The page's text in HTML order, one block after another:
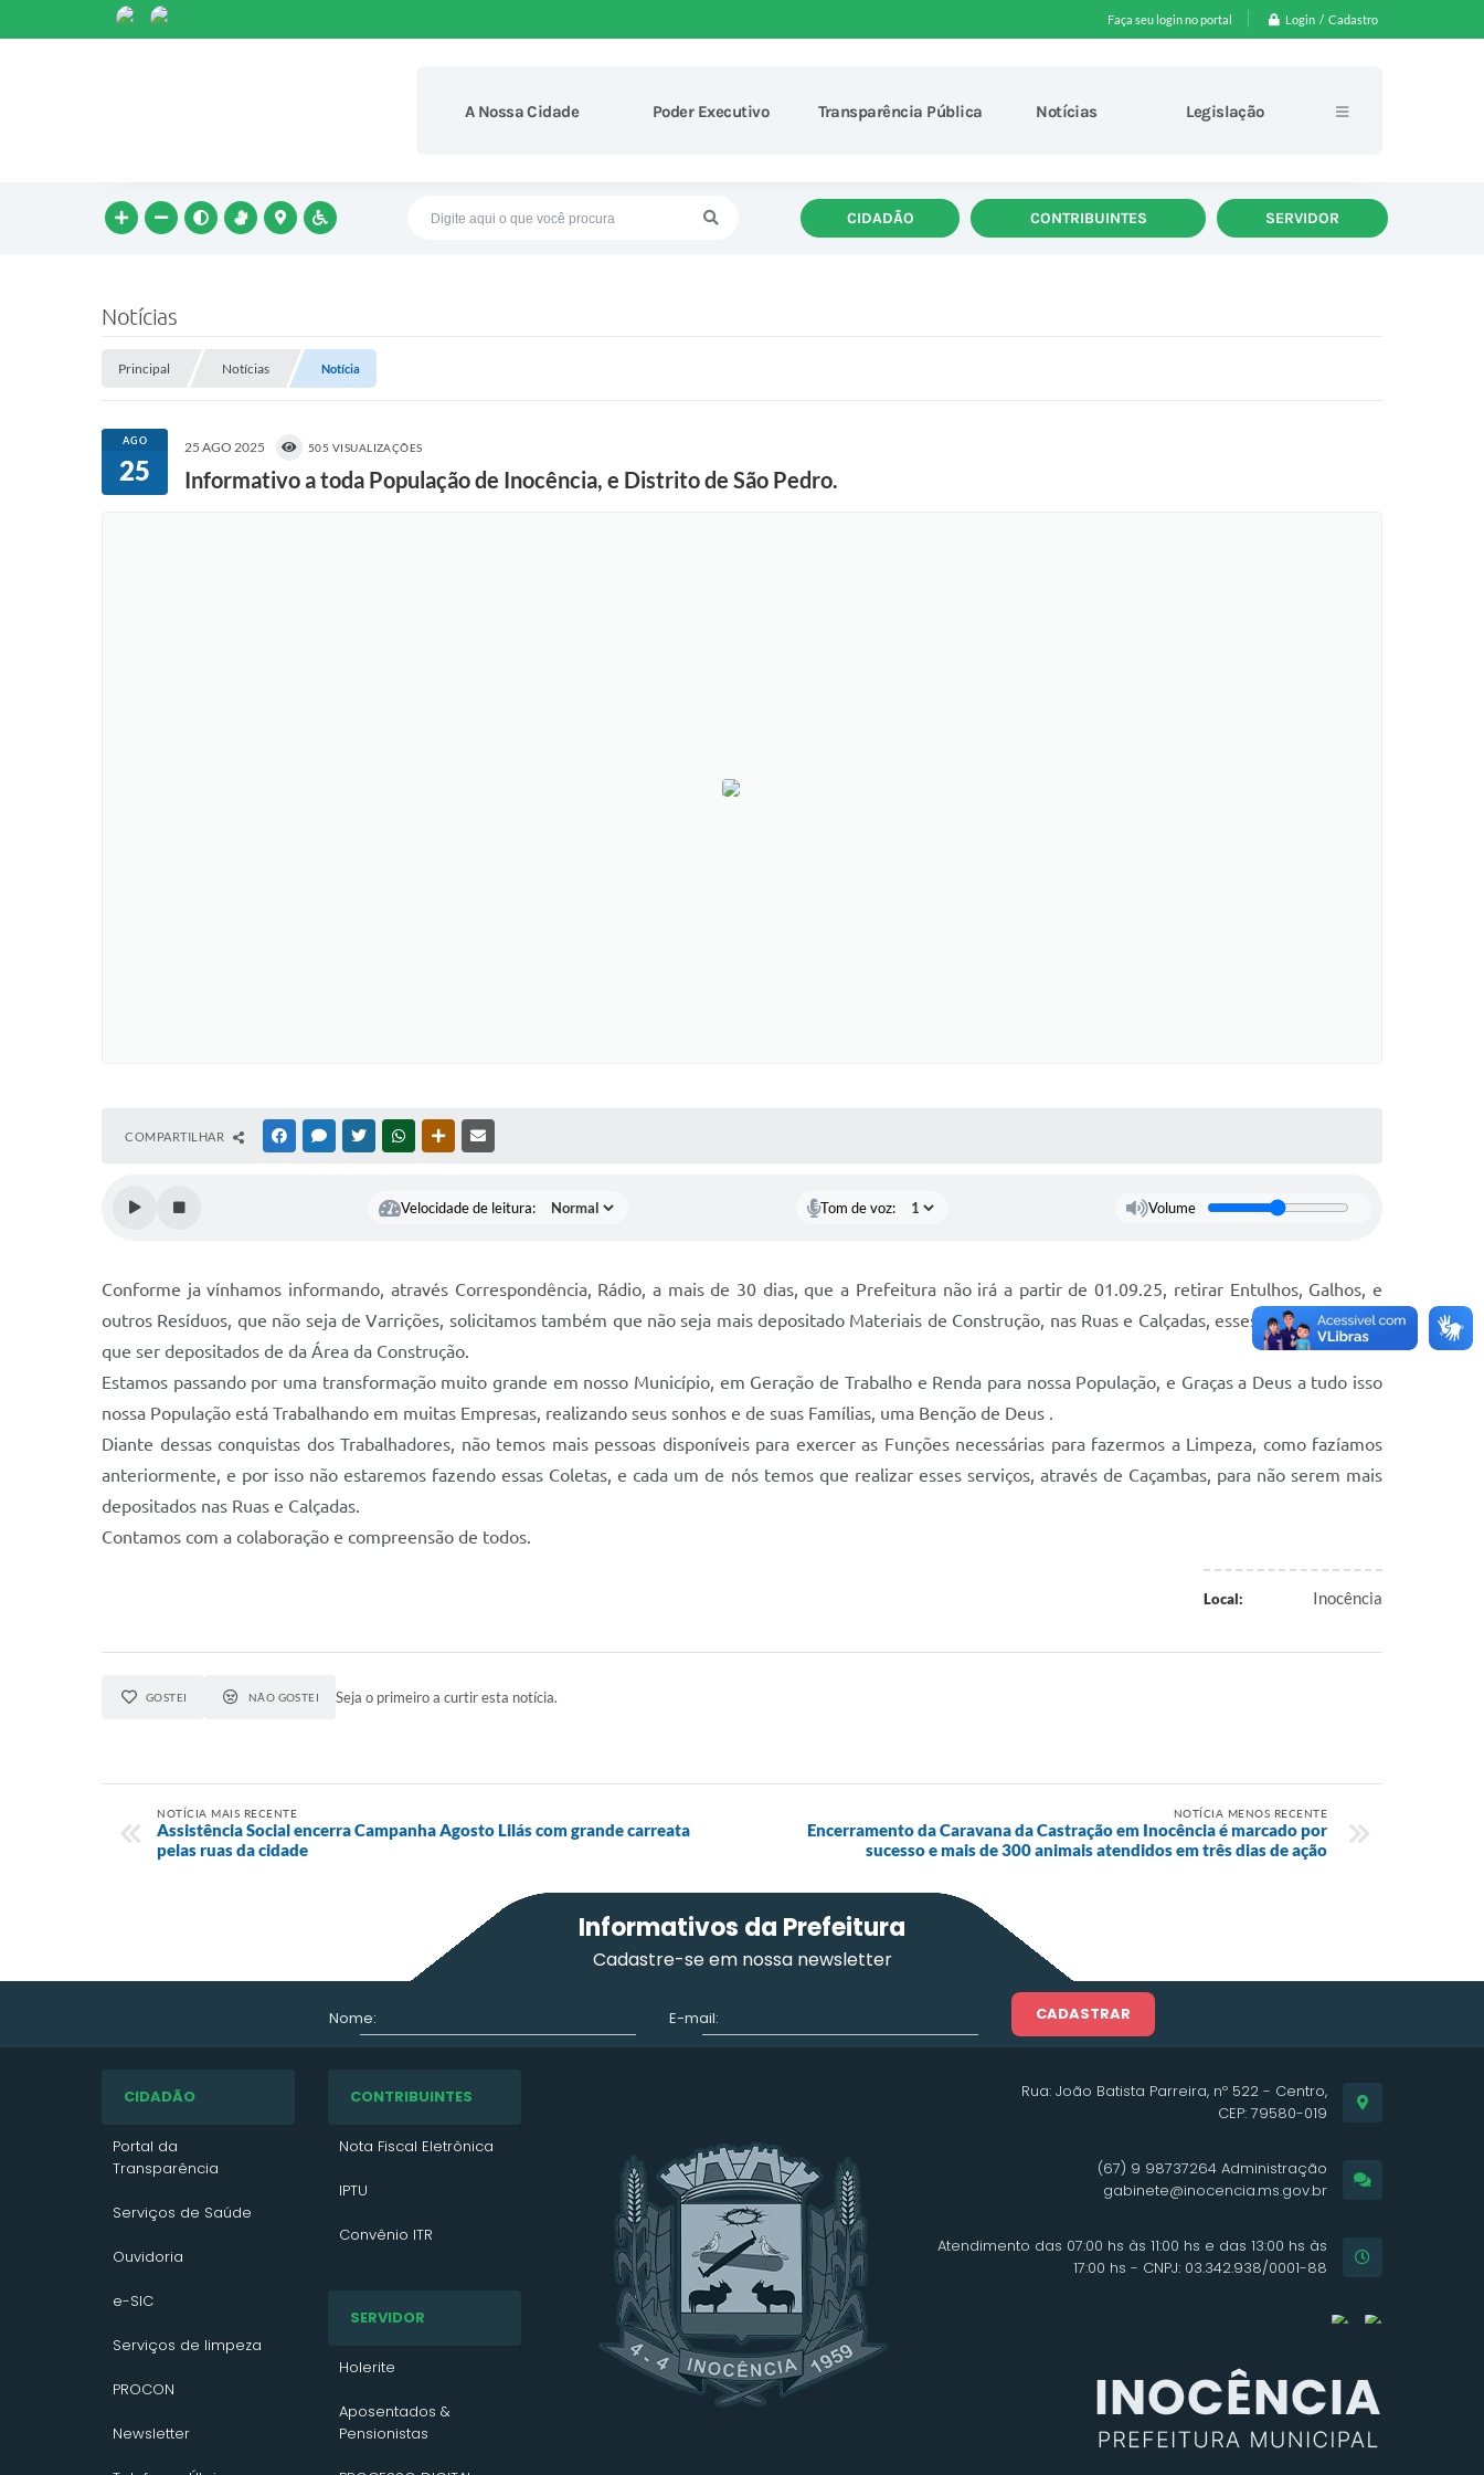
Faça seu login no portal Login / Cadastro
A Nossa Cidade Poder Executivo Transparência Pública Notícias Legislação
CIDADÃO CONTRIBUINTES SERVIDOR
Notícias
Principal Notícias Notícia
AGO
25
25 AGO 2025 505 VISUALIZAÇÕES
Informativo a toda População de Inocência, e Distrito de São Pedro.
COMPARTILHAR FACEBOOKMESSENGER
TWITTERWHATSAPPOUTRAS MÍDIAS
Velocidade de leitura: Tom de voz: Volume
Conforme ja vínhamos informando, através Correspondência, Rádio, a mais de 30 dias, que a Prefeitura não irá a partir de 01.09.25, retirar Entulhos, Galhos, e
outros Resíduos, que não seja de Varrições, solicitamos também que não seja mais depositado Materiais de Construção, nas Ruas e Calçadas, esses Materiais terão
que ser depositados de da Área da Construção.
Estamos passando por uma transformação muito grande em nosso Município, em Geração de Trabalho e Renda para nossa População, e Graças a Deus a tudo isso
nossa População está Trabalhando em muitas Empresas, realizando seus sonhos e de suas Famílias, uma Benção de Deus .
Diante dessas conquistas dos Trabalhadores, não temos mais pessoas disponíveis para exercer as Funções necessárias para fazermos a Limpeza, como fazíamos
anteriormente, e por isso não estaremos fazendo essas Coletas, e cada um de nós temos que realizar esses serviços, através de Caçambas, para não serem mais
depositados nas Ruas e Calçadas.
Contamos com a colaboração e compreensão de todos.
Local: Inocência
GOSTEI NÃO GOSTEI Seja o primeiro a curtir esta notícia.
NOTÍCIA MAIS RECENTE
Assistência Social encerra Campanha Agosto Lilás com grande carreata
pelas ruas da cidade
NOTÍCIA MENOS RECENTE
Encerramento da Caravana da Castração em Inocência é marcado por
sucesso e mais de 300 animais atendidos em três dias de ação
Informativos da Prefeitura
Cadastre-se em nossa newsletter
Nome: E-mail: CADASTRAR
CIDADÃO
Portal da
Transparência
Serviços de Saúde
Ouvidoria
e-SIC
Serviços de limpeza
PROCON
Newsletter
CONTRIBUINTES
Nota Fiscal Eletrônica
IPTU
Convênio ITR
VTN 2025
VTN 2024
Contato/Solicitação
SERVIDOR
Holerite
Aposentados &
Pensionistas
Rua: João Batista Parreira, nº 522 - Centro,
CEP: 79580-019
(67) 9 98737264 Administração
gabinete@inocencia.ms.gov.br
Atendimento das 07:00 hs às 11:00 hs e das 13:00 hs às
17:00 hs - CNPJ: 03.342.938/0001-88